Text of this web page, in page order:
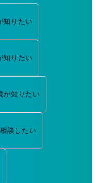
知りたい
知りたい
が知りたい
談したい